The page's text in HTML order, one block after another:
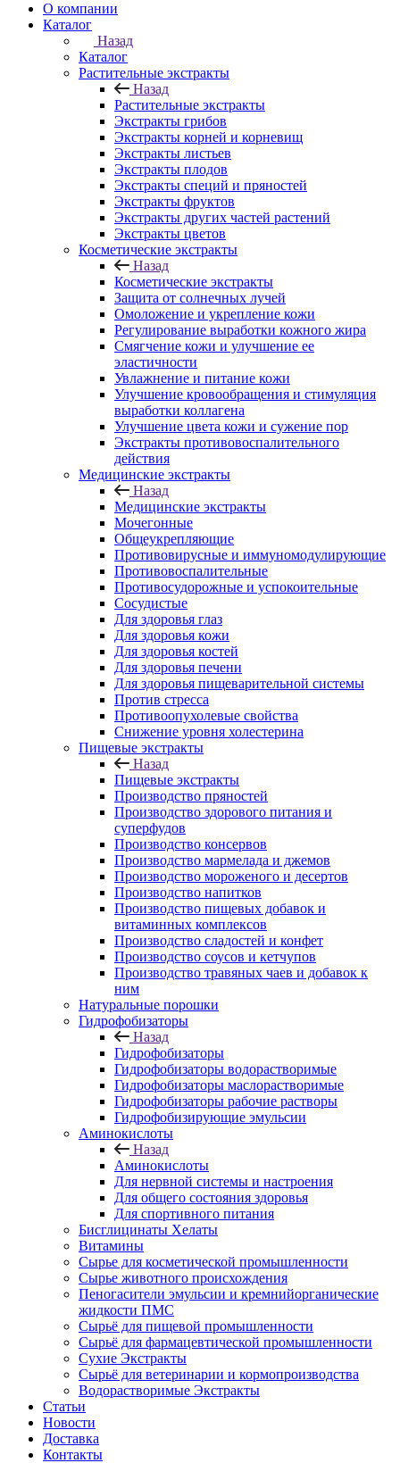
О компании
Каталог
Назад
Каталог
Растительные экстракты
Назад
Растительные экстракты
Экстракты грибов
Экстракты корней и корневищ
Экстракты листьев
Экстракты плодов
Экстракты специй и пряностей
Экстракты фруктов
Экстракты других частей растений
Экстракты цветов
Косметические экстракты
Назад
Косметические экстракты
Защита от солнечных лучей
Омоложение и укрепление кожи
Регулирование выработки кожного жира
Смягчение кожи и улучшение ее
эластичности
Увлажнение и питание кожи
Улучшение кровообращения и стимуляция
выработки коллагена
Улучшение цвета кожи и сужение пор
Экстракты противовоспалительного
действия
Медицинские экстракты
Назад
Медицинские экстракты
Мочегонные
Общеукрепляющие
Противовирусные и иммуномодулирующие
Противовоспалительные
Противосудорожные и успокоительные
Сосудистые
Для здоровья глаз
Для здоровья кожи
Для здоровья костей
Для здоровья печени
Для здоровья пищеварительной системы
Против стресса
Противоопухолевые свойства
Снижение уровня холестерина
Пищевые экстракты
Назад
Пищевые экстракты
Производство пряностей
Производство здорового питания и
суперфудов
Производство консервов
Производство мармелада и джемов
Производство мороженого и десертов
Производство напитков
Производство пищевых добавок и
витаминных комплексов
Производство сладостей и конфет
Производство соусов и кетчупов
Производство травяных чаев и добавок к
ним
Натуральные порошки
Гидрофобизаторы
Назад
Гидрофобизаторы
Гидрофобизаторы водорастворимые
Гидрофобизаторы маслорастворимые
Гидрофобизаторы рабочие растворы
Гидрофобизирующие эмульсии
Аминокислоты
Назад
Аминокислоты
Для нервной системы и настроения
Для общего состояния здоровья
Для спортивного питания
Бисглицинаты Хелаты
Витамины
Сырье для косметической промышленности
Сырье животного происхождения
Пеногасители эмульсии и кремнийорганические
жидкости ПМС
Сырьё для пищевой промышленности
Сырьё для фармацевтической промышленности
Сухие Экстракты
Сырьё для ветеринарии и кормопроизводства
Водорастворимые Экстракты
Статьи
Новости
Доставка
Контакты